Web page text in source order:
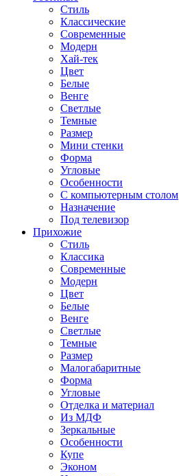
Стиль
Классические
Современные
Модерн
Хай-тек
Цвет
Белые
Венге
Светлые
Темные
Размер
Мини стенки
Форма
Угловые
Особенности
С компьютерным столом
Назначение
Под телевизор
Прихожие
Стиль
Классика
Современные
Модерн
Цвет
Белые
Венге
Светлые
Темные
Размер
Малогабаритные
Форма
Угловые
Отделка и материал
Из МДФ
Зеркальные
Особенности
Купе
Эконом